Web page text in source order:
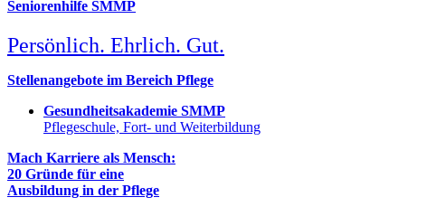
Seniorenhilfe SMMP
Persönlich. Ehrlich. Gut.
Stellenangebote im Bereich Pflege
Gesundheitsakademie SMMP
Pflegeschule, Fort- und Weiterbildung
Mach Karriere als Mensch:
20 Gründe für eine
Ausbildung in der Pflege